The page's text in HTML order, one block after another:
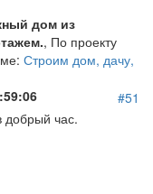
дом из
, По проекту
Строим дом, дачу,
#51
добрый час.